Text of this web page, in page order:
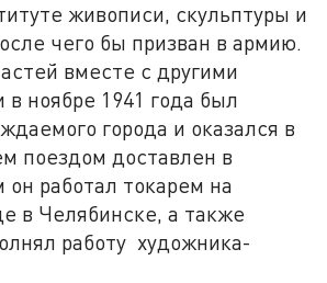
живописи, скульптуры и
чего бы призван в армию.
вместе с другими
ноябре 1941 года был
города и оказался в
поездом доставлен в
работал токарем на
в Челябинске, а также
работу художника-